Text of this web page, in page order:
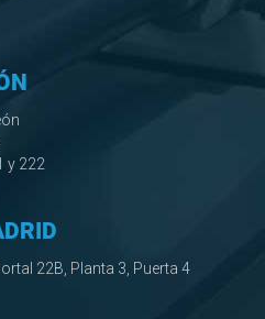
y 222
22B, Planta 3, Puerta 4